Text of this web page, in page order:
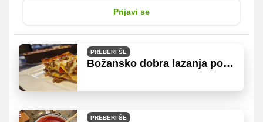
Prijavi se
PREBERI ŠE
Božansko dobra lazanja po
PREBERI ŠE